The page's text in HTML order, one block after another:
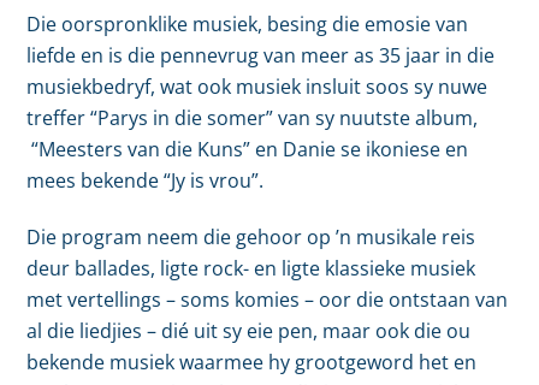
Die oorspronklike musiek, besing die emosie van
liefde en is die pennevrug van meer as 35 jaar in die
musiekbedryf, wat ook musiek insluit soos sy nuwe
treffer “Parys in die somer” van sy nuutste album,
“Meesters van die Kuns” en Danie se ikoniese en
mees bekende “Jy is vrou”.
Die program neem die gehoor op ’n musikale reis
deur ballades, ligte rock- en ligte klassieke musiek
met vertellings – soms komies – oor die ontstaan van
al die liedjies – dié uit sy eie pen, maar ook die ou
bekende musiek waarmee hy grootgeword het en